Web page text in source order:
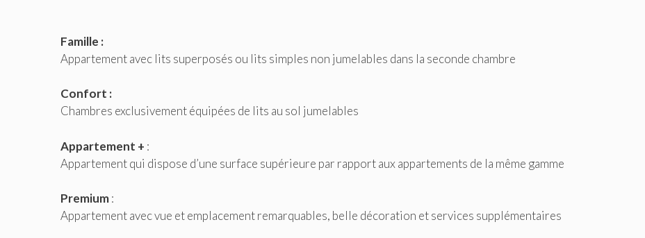
Famille :
Appartement avec lits superposés ou lits simples non jumelables dans la seconde chambre
Confort :
Chambres exclusivement équipées de lits au sol jumelables
Appartement + :
Appartement qui dispose d’une surface supérieure par rapport aux appartements de la même gamme
Premium:
Appartement avec vue et emplacement remarquables, belle décoration et services supplémentaires